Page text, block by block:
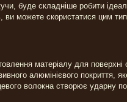
буде складніше робити
ви можете скористатися цим
матеріалу для
алюмінієвого покриття,
волокна створює ударну